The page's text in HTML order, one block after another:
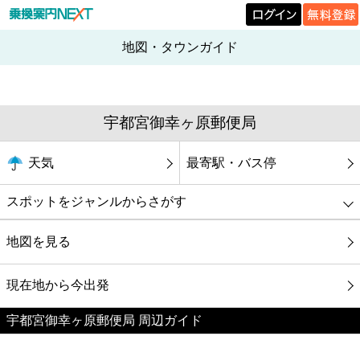
地図・タウンガイド
宇都宮御幸ヶ原郵便局
天気 最寄駅・バス停
スポットをジャンルからさがす
グルメ
映画
美容
地図を見る
現在地から今出発
宇都宮御幸ヶ原郵便局 周辺ガイド